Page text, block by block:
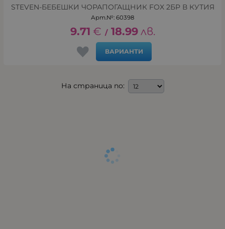
STEVEN-БЕБЕШКИ ЧОРАПОГАЩНИК FOX 2БР В КУТИЯ
Арт.№: 60398
9.71 € / 18.99 лв.
ВАРИАНТИ
На страница по: